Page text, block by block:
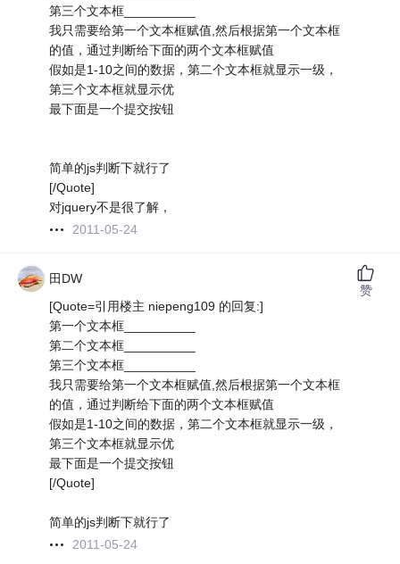
第三个文本框__________
我只需要给第一个文本框赋值,然后根据第一个文本框
的值，通过判断给下面的两个文本框赋值
假如是1-10之间的数据，第二个文本框就显示一级，
第三个文本框就显示优
最下面是一个提交按钮
简单的js判断下就行了
[/Quote]
对jquery不是很了解，
2011-05-24
田DW
[Quote=引用楼主 niepeng109 的回复:]
第一个文本框__________
第二个文本框__________
第三个文本框__________
我只需要给第一个文本框赋值,然后根据第一个文本框
的值，通过判断给下面的两个文本框赋值
假如是1-10之间的数据，第二个文本框就显示一级，
第三个文本框就显示优
最下面是一个提交按钮
[/Quote]
简单的js判断下就行了
2011-05-24
赞